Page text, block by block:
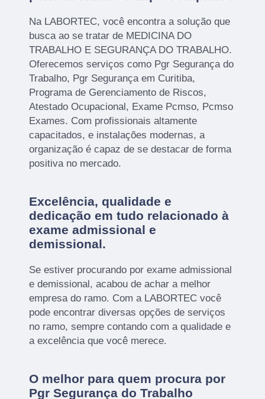
Na LABORTEC, você encontra a solução que
busca ao se tratar de MEDICINA DO
TRABALHO E SEGURANÇA DO TRABALHO.
Oferecemos serviços como Pgr Segurança do
Trabalho, Pgr Segurança em Curitiba,
Programa de Gerenciamento de Riscos,
Atestado Ocupacional, Exame Pcmso, Pcmso
Exames. Com profissionais altamente
capacitados, e instalações modernas, a
organização é capaz de se destacar de forma
positiva no mercado.
Excelência, qualidade e
dedicação em tudo relacionado à
exame admissional e
demissional.
Se estiver procurando por exame admissional
e demissional, acabou de achar a melhor
empresa do ramo. Com a LABORTEC você
pode encontrar diversas opções de serviços
no ramo, sempre contando com a qualidade e
a excelência que você merece.
O melhor para quem procura por
Pgr Segurança do Trabalho